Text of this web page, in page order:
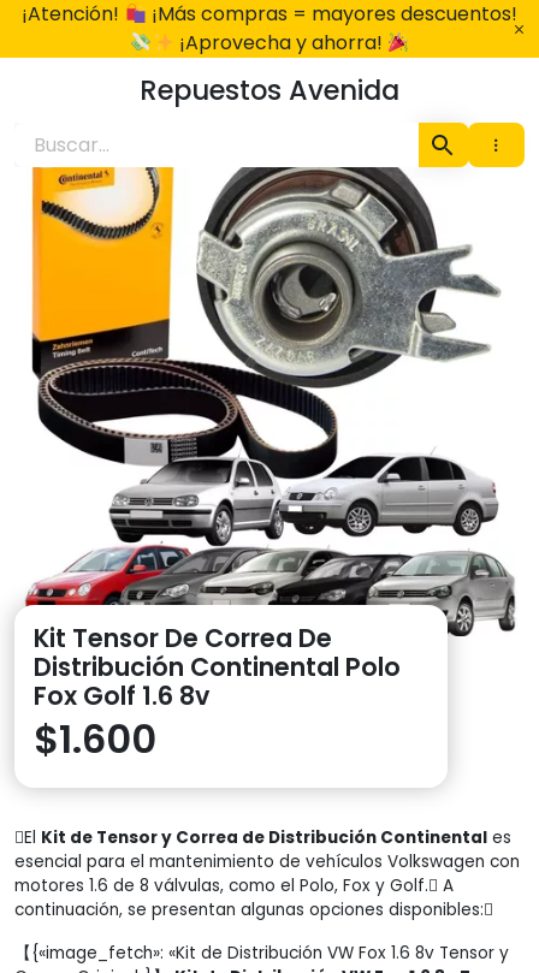
¡Atención!
¡Más compras = mayores descuentos!
¡Aprovecha y ahorra!
Repuestos Avenida
Kit Tensor De Correa De
Distribución Continental Polo
Fox Golf 1.6 8v
$1.600
El Kit de Tensor y Correa de Distribución Continental es
esencial para el mantenimiento de vehículos Volkswagen con
motores 1.6 de 8 válvulas, como el Polo, Fox y Golf. A
continuación, se presentan algunas opciones disponibles:
【{«image_fetch»: «Kit de Distribución VW Fox 1.6 8v Tensor y